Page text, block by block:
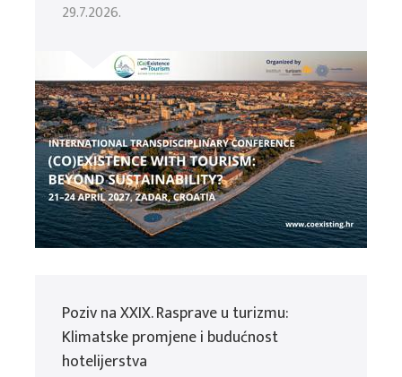
29.7.2026.
Poziv na XXIX. Rasprave u turizmu:
Klimatske promjene i budućnost
hotelijerstva